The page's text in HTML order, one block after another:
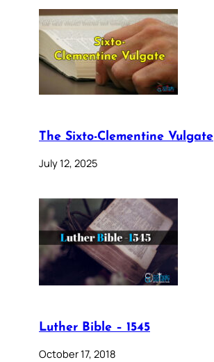
The Sixto-Clementine Vulgate
July 12, 2025
Luther Bible – 1545
October 17, 2018